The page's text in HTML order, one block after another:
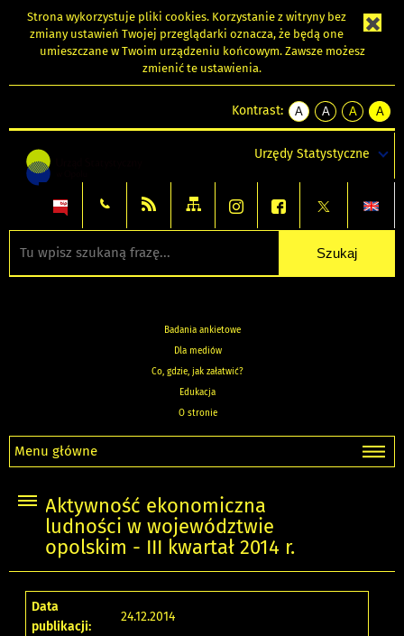
Strona wykorzystuje pliki cookies. Korzystanie z witryny bez
zmiany ustawień Twojej przeglądarki oznacza, że będą one
umieszczane w Twoim urządzeniu końcowym. Zawsze możesz
zmienić te ustawienia.
Kontrast:
A
kontrast
A
kontrast
tekst
czarnym
A
kontrast
tekst
czarnym
A
tekst
żółtym
Urzędy Statystyczne
Badania ankietowe
Dla mediów
Co, gdzie, jak załatwić?
Edukacja
O stronie
Menu główne
Aktywność ekonomiczna
ludności w województwie
opolskim - III kwartał 2014 r.
Data
publikacji:
24.12.2014